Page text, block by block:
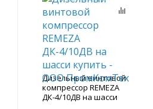
Дизельный винтовой
компрессор REMEZA
ДК-4/10ДВ на шасси